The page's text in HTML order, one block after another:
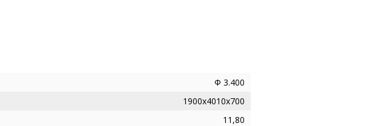
Ф 3.400
1900х4010х700
11,80